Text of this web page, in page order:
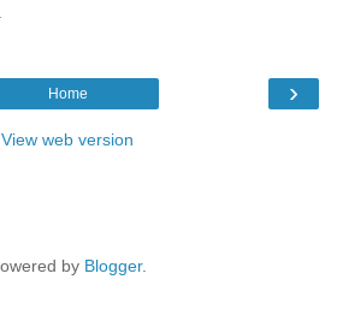
›
Home
View web version
by Blogger.